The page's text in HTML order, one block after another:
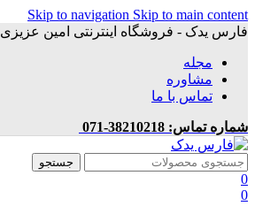
Skip to navigation Skip to main content
فارس یدک - فروشگاه اینترنتی امین عزیزی
مجله
مشاوره
تماس با ما
شماره تماس: 38210218-071
جستجو
0
0